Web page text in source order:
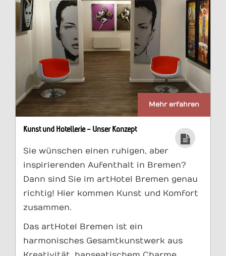
Mehr erfahren
Kunst und Hotellerie – Unser Konzept
Sie wünschen einen ruhigen, aber
inspirierenden Aufenthalt in Bremen?
Dann sind Sie im artHotel Bremen genau
richtig! Hier kommen Kunst und Komfort
zusammen.
Das artHotel Bremen ist ein
harmonisches Gesamtkunstwerk aus